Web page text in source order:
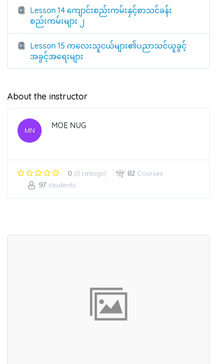
Lesson 14 ကျောင်းစည်းကမ်းနှင့်စာသင်ခန်း
စည်းကမ်းများ ၂
Lesson 15 ကလေးသူငယ်များ၏ပညာသင်ယူခွင့်
အခွင့်အရေးများ
About the instructor
MN
MOE NUG
0 (0 ratings) 82 Courses
97 students